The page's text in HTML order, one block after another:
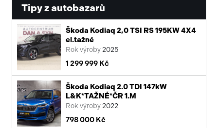
Tipy z autobazarů
Škoda Kodiaq 2,0 TSI RS 195KW 4X4
el.tažné
Rok výroby 2025
1 299 999 Kč
Škoda Kodiaq 2.0 TDI 147kW
L&K*TAŽNÉ*ČR 1.M
Rok výroby 2022
798 000 Kč